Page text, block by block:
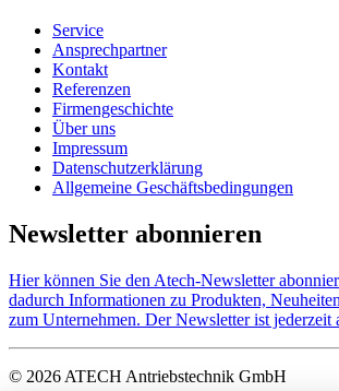
Service
Ansprechpartner
Kontakt
Referenzen
Firmengeschichte
Über uns
Impressum
Datenschutzerklärung
Allgemeine Geschäftsbedingungen
Newsletter abonnieren
Hier können Sie den Atech-Newsletter
dadurch Informationen zu Produkten,
zum Unternehmen. Der Newsletter ist jederzeit
© 2026 ATECH Antriebstechnik GmbH